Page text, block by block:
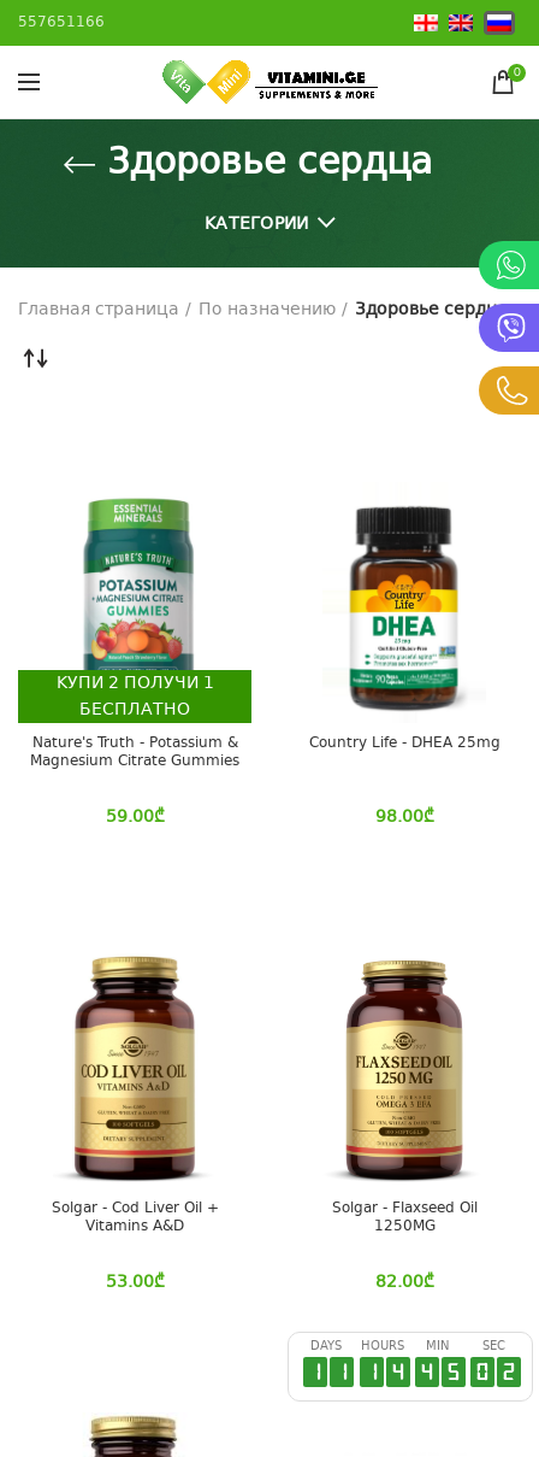
557651166
0
Здоровье сердца
КАТЕГОРИИ
Главная страница По назначению Здоровье сердца
КУПИ 2 ПОЛУЧИ 1
БЕСПЛАТНО
Nature's Truth - Potassium &
Magnesium Citrate Gummies
59.00₾
Country Life - DHEA 25mg
98.00₾
Solgar - Cod Liver Oil +
Vitamins A&D
53.00₾
Solgar - Flaxseed Oil
1250MG
82.00₾
DAYS
1 1
HOURS
1 4
MIN
4 5
SEC
0 1